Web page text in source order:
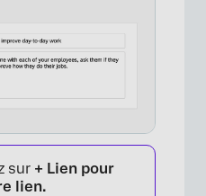
sur + Lien pour
lien.